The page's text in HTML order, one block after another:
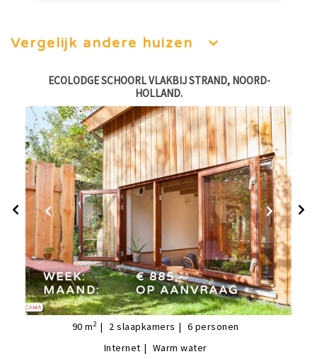
Vergelijk andere huizen
ECOLODGE SCHOORL VLAKBIJ STRAND, NOORD-
HOLLAND.
week:€ 885,-
maand:op aanvraag
WEEK:
€ 885,-
MAAND:
OP AANVRAAG
90 m2 2 slaapkamers 6 personen
Internet
Warm water